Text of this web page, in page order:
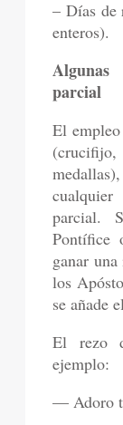
– Días de
enteros).
parcial
El
cualquier
parcial.
Pontífice
ganar
los
se añade
El rezo
ejemplo:
— Adoro